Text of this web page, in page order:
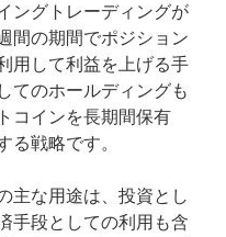
ングトレーディングが
間の期間でポジション
用して利益を上げる手
てのホールディングも
コインを長期間保有
る戦略です。
主な用途は、投資とし
手段としての利用も含